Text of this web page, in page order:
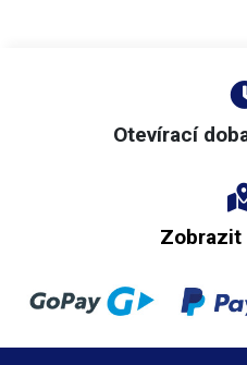
Otevírací
Zobrazit